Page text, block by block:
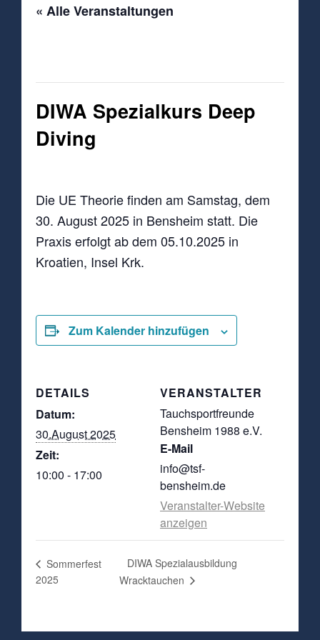
« Alle Veranstaltungen
DIWA Spezialkurs Deep
Diving
Die UE Theorie finden am Samstag, dem
30. August 2025 in Bensheim statt. Die
Praxis erfolgt ab dem 05.10.2025 in
Kroatien, Insel Krk.
Zum Kalender hinzufügen
DETAILS
Datum:
30.August 2025
Zeit:
10:00 - 17:00
VERANSTALTER
Tauchsportfreunde
Bensheim 1988 e.V.
E-Mail
info@tsf-
bensheim.de
Veranstalter-Website
anzeigen
Sommerfest
2025
DIWA Spezialausbildung
Wracktauchen